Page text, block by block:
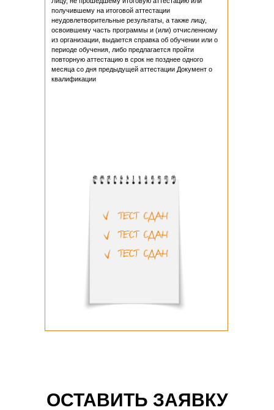
получившему на итоговой аттестации
неудовлетворительные результаты, а также лицу,
освоившему часть программы и (или) отчисленному
из организации, выдается справка об обучении или о
периоде обучения, либо предлагается пройти
повторную аттестацию в срок не позднее одного
месяца со дня предыдущей аттестации Документ о
квалификации
ОСТАВИТЬ ЗАЯВКУ